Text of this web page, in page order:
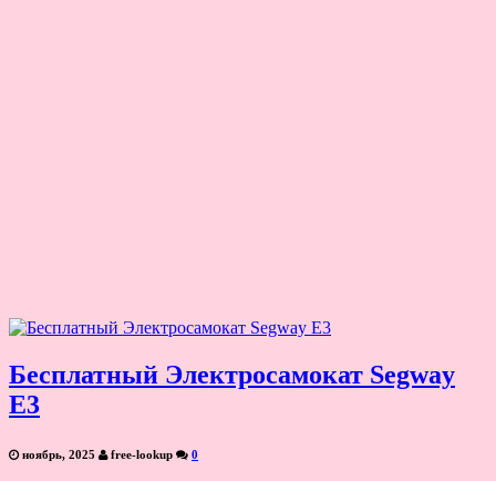
Бесплатный Электросамокат Segway
E3
ноябрь, 2025 free-lookup 0